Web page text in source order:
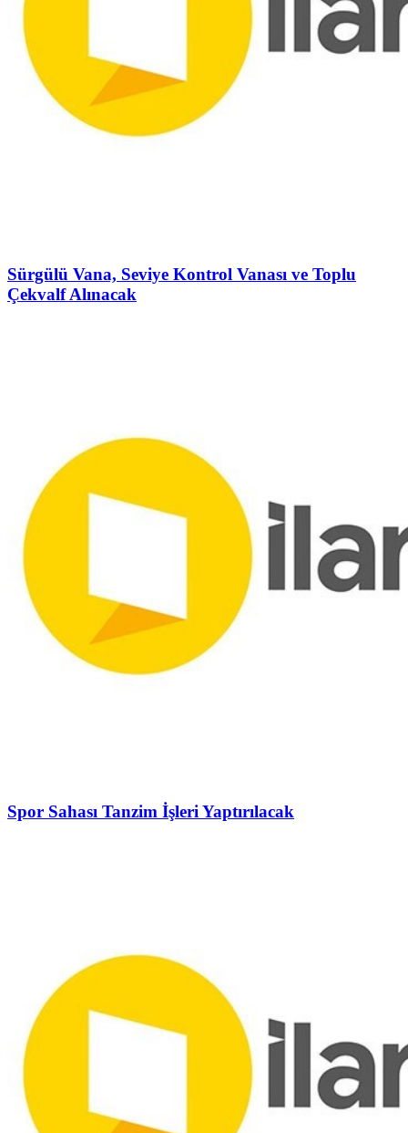
Sürgülü Vana, Seviye Kontrol Vanası ve Toplu
Çekvalf Alınacak
Spor Sahası Tanzim İşleri Yaptırılacak